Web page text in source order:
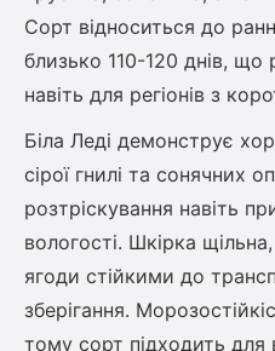
Сорт відноситься до
близько 110-120 днів,
навіть для регіонів з
Біла Леді демонструє
сірої гнилі та сонячних
розтріскування навіть
вологості. Шкірка
ягоди стійкими до
зберігання.
тому сорт підходить для